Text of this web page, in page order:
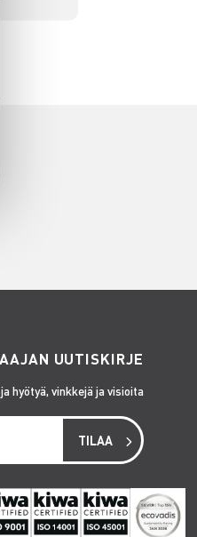
UUTISKIRJE
hyötyä, vinkkejä ja visioita